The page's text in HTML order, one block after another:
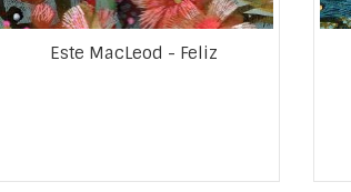
Este MacLeod - Feliz